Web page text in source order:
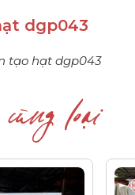
dgp043
tạo hạt dgp043
loại